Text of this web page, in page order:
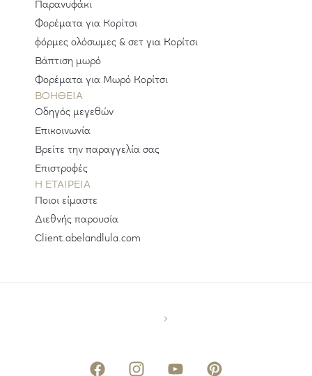
Παρανυφάκι
Φορέματα για Κορίτσι
φόρμες ολόσωμες & σετ για Κορίτσι
Βάπτιση μωρό
Φορέματα για Μωρό Κορίτσι
ΒΟΗΘΕΙΑ
Οδηγός μεγεθών
Επικοινωνία
Βρείτε την παραγγελία σας
Επιστροφές
H ΕΤΑΙΡΕΊΑ
Ποιοι είμαστε
Διεθνής παρουσία
Client.abelandlula.com